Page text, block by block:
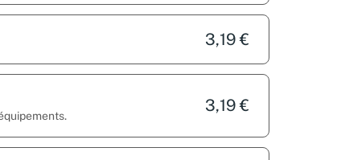
3,19 €
3,19 €